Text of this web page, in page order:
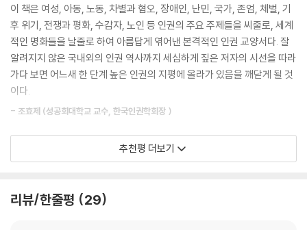
탄의 카펫 공장, 방글라데시의 축구공 공장 등에서는 여전히 아동 노동으
로 제품이 생산됩니다. 코트디부아르에서는 1만 5,000명의 어린이들이
카카오 농장에 노예로 팔려 가 하루 10시간 이상 일합니다. 이라크에서는
아동들이 지뢰가 깔린 지대에서 고철을 주워 생계를 유지해나가는 것이 현
실입니다.
--- p.52-53
확보를 위한 시위를 시작하며 이렇게 외쳤습니다. “우리에게 빵과 장미를
달라!” 여기서 빵은 남성과 동등한 수준의 적정 임금을 의미하며, 장미는
보 정치인은 매년 3월 8일 여성의 날이 되면, 여성 노동자들에게 장미꽃을
선물했다고 합니다. 100년도 훨씬 전, 여성들이 목이 터지도록 외치며 쟁
국가인권위원회(이하 ‘인권위’)에서 조사관 및 행정 외에 인권교육 운영업
무를 15년 넘게 해온 박민경이 인권의 주요 주제들을 씨줄로, 세계 명화들
을 날줄로 엮은 인권 교양서 《사람이 사는 미술관》을 펴냈다. 이 책은 그동
안 저자가 인권위에서 보고, 듣고, 현장에서 느껴왔던 ‘인간의 기본 권리’를
‘그림’이라는 매개로 쉽고 흥미롭게 풀어낸 새로운 시각의 인권 설명서라
외 잘 알려지지 않은 화가의 작품에서 인권의 주요 주제들을 발견하고, 그
속에서 인권의 역사, 개념, 연관 사건들을 읽어냄으로써 우리가 이 사회에
서 존중받고 보호받아야 할 기본 권리들을 세심하게 짚어주고 있다. 이 책
은 전 세계가 인권을 보호하고 존중하는 데 큰 영향을 미친 문서 〈세계인권
이 책은 여성, 아동, 노동, 차별과 혐오, 장애인, 난민, 국가, 존엄, 체벌, 기
후 위기, 전쟁과 평화, 수감자, 노인 등 인권의 주요 주제들을 씨줄로, 세계
적인 명화들을 날줄로 하여 아름답게 엮어낸 본격적인 인권 교양서다. 잘
알려지지 않은 국내외의 인권 역사까지 세심하게 짚은 저자의 시선을 따라
가다 보면 어느새 한 단계 높은 인권의 지평에 올라가 있음을 깨닫게 될 것
이다.
- 조효제 (성공회대학교 교수, 한국인권학회장 )
‘사람은 사람을 기쁘게 하기 위해 이 세상에 왔다’고 어느 시인은 노래했다.
시구대로 살려면 은은한 노력이 필요하다. 기쁨은 존중에서 나오고, 존중
에 ‘여성이 무슨 차별을 당해요?’ ‘난민은 받아들이면 안 되죠!’ 같은 말에
추천평 더보기
리뷰/한줄평 29